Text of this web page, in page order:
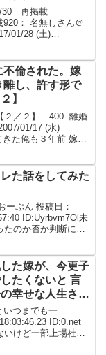
30 再掲載
： 名無しさん＠
01/28 (土)
倫された。嫁
離し、許す形で
】
／２】 400: 離婚
01/17 (水)
た俺も３年前 嫁に
ことで終わっ...
た話をしてみた
ーぷん 投稿日：
ID:Uyrbvm7Ol未
のか否か判断に迷
い...
した嫁が、今更子
たくないと 言
幸せな人生さが
不明】
いつまでも一
ID:0.net
いけど一部上場社